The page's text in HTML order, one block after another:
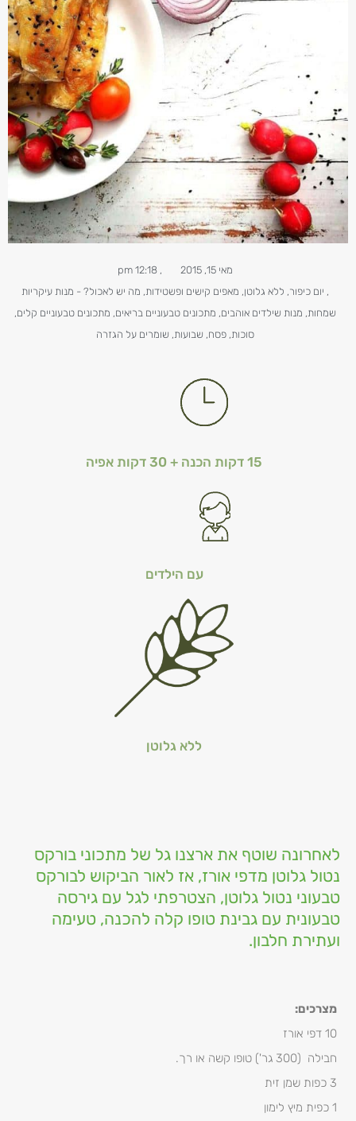
מאי 15, 2015 ,
12:18 pm
, יום כיפור, ללא גלוטן, מאפים קישים ופשטידות, מה יש לאכול? - מנות עיקריות
שמחות, מנות שילדים אוהבים, מתכונים טבעוניים​ בריאים, מתכונים טבעוניים קלים,
סוכות,פסח, שבועות, שומרים על הגזרה
15 דקות הכנה + 30 דקות אפיה
עם הילדים
ללא גלוטן
לאחרונה שוטף את ארצנו גל של מתכוני בורקס
נטול גלוטן מדפי אורז, אז לאור הביקוש לבורקס
טבעוני נטול גלוטן, הצטרפתי לגל עם גירסה
טבעונית עם גבינת טופו קלה להכנה, טעימה
ועתירת חלבון.
מצרכים:
10 דפי אורז
חבילה (300 גר') טופו קשה או רך.
3 כפות שמן זית
1 כפית מיץ לימון